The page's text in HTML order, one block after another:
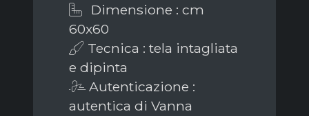
Dimensione : cm
60x60
Tecnica : tela intagliata
e dipinta
Autenticazione :
autentica di Vanna